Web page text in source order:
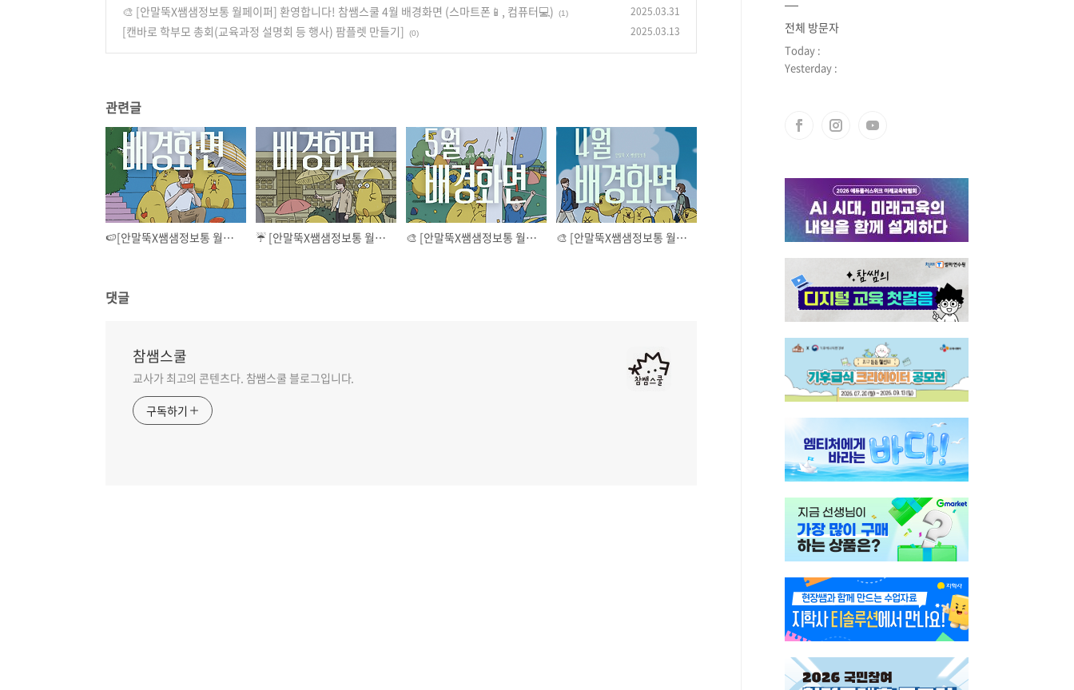
🎨 [안말뚝X쌤샘정보통 월페이퍼] 환영합니다! 참쌤스쿨 4월 배경화면 (스마트폰📱, 컴퓨터💻) (1) 2025.03.31
[캔바로 학부모 총회(교육과정 설명회 등 행사) 팜플렛 만들기] (0) 2025.03.13
관련글
🍉[안말뚝X쌤샘정보통 월페이퍼] "더위야 물러가랏!" 참쌤스쿨 7월 배경화면 (📱스마트폰 · 💻컴퓨터) ☔ [안말뚝X쌤샘정보통 월페이퍼]"장마업고 튀어!" 참쌤스쿨 6월 배경화면 (📱스마트폰 , 💻컴퓨터) 🎨 [안말뚝X쌤샘정보통 월페이퍼] 열정과 사랑의 참쌤스쿨 5월 배경화면 (스마트폰📱, 컴퓨터💻) 🎨 [안말뚝X쌤샘정보통 월페이퍼] 환영합니다! 참쌤스쿨 4월 배경화면 (스마트폰📱, 컴퓨터💻)
댓글
참쌤스쿨
교사가 최고의 콘텐츠다. 참쌤스쿨 블로그입니다.
구독하기
전체 방문자
Today :
Yesterday :